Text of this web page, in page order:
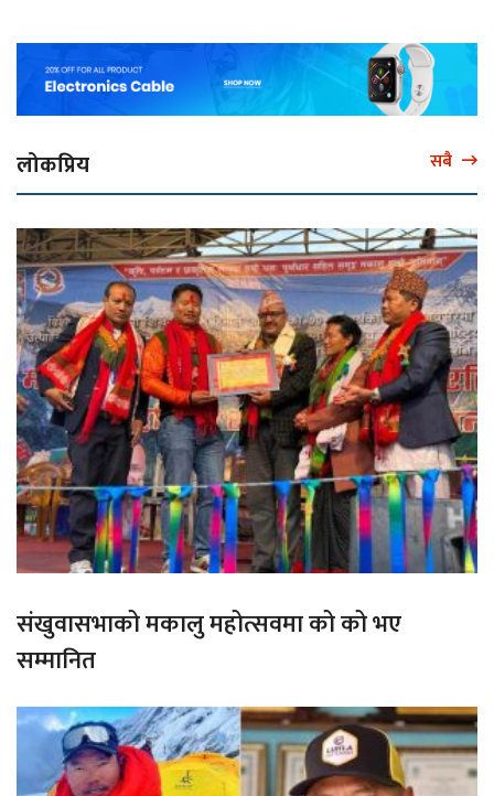
लोकप्रिय सबै
संखुवासभाको मकालु महोत्सवमा को को भए
सम्मानित